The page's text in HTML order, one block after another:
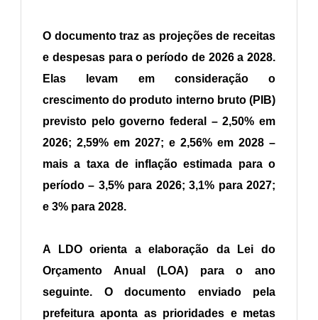
O documento traz as projeções de receitas
e despesas para o período de 2026 a 2028.
Elas levam em consideração o
crescimento do produto interno bruto (PIB)
previsto pelo governo federal – 2,50% em
2026; 2,59% em 2027; e 2,56% em 2028 –
mais a taxa de inflação estimada para o
período – 3,5% para 2026; 3,1% para 2027;
e 3% para 2028.
A LDO orienta a elaboração da Lei do
Orçamento Anual (LOA) para o ano
seguinte. O documento enviado pela
prefeitura aponta as prioridades e metas